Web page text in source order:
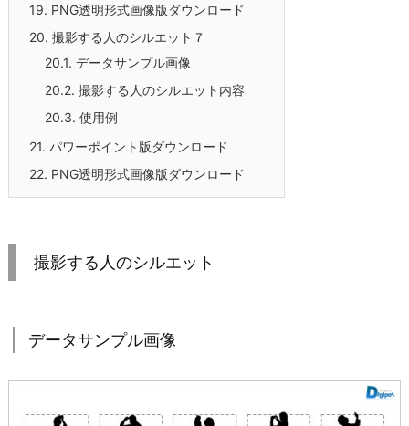
19. PNG透明形式画像版ダウンロード
20. 撮影する人のシルエット７
20.1. データサンプル画像
20.2. 撮影する人のシルエット内容
20.3. 使用例
21. パワーポイント版ダウンロード
22. PNG透明形式画像版ダウンロード
撮影する人のシルエット
データサンプル画像